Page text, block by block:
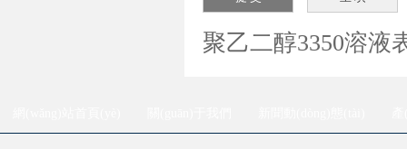
聚乙二醇3350溶液